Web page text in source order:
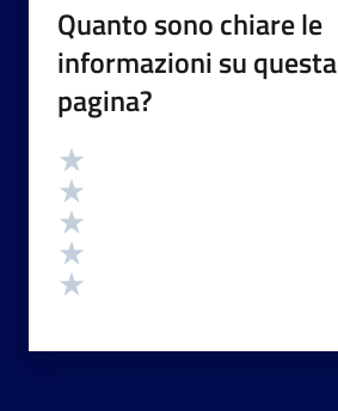
Quanto sono chiare le
informazioni su questa
pagina?
Valutazione